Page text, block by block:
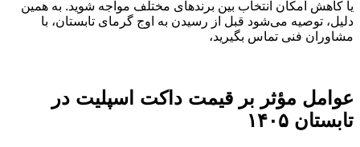
یا کاهش امکان انتخاب بین برندهای مختلف مواجه شوید. به همین
دلیل، توصیه می‌شود قبل از رسیدن به اوج گرمای تابستان، با
مشاوران فنی تماس بگیرید،
عوامل مؤثر بر قیمت داکت اسپلیت در
تابستان ۱۴۰۵